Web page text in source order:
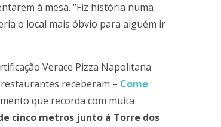
à mesa. “Fiz história numa
o local mais óbvio para alguém ir
Verace Pizza Napolitana
receberam – Come
que recorda com muita
cinco metros junto à Torre dos